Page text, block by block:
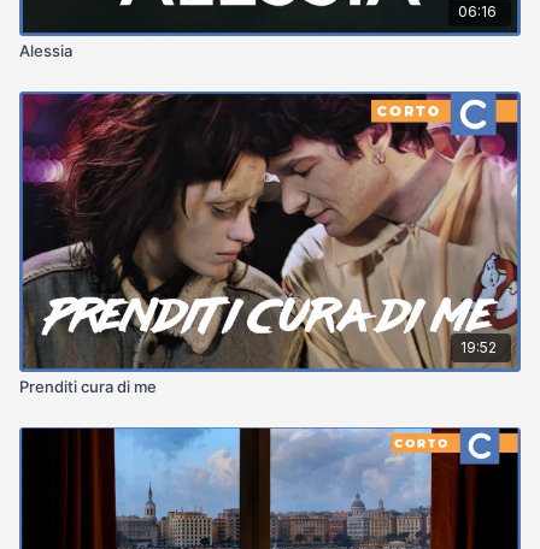
06:16
Alessia
19:52
Prenditi cura di me